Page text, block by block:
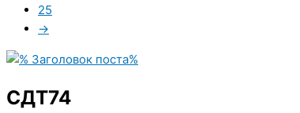
25
→
СДТ74